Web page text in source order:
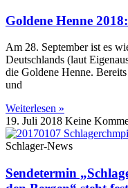
Goldene Henne
Am 28. September ist es
Deutschlands (laut
die Goldene Henne.
und
Weiterlesen »
19. Juli 2018 Keine
Schlager-News
Sendetermin